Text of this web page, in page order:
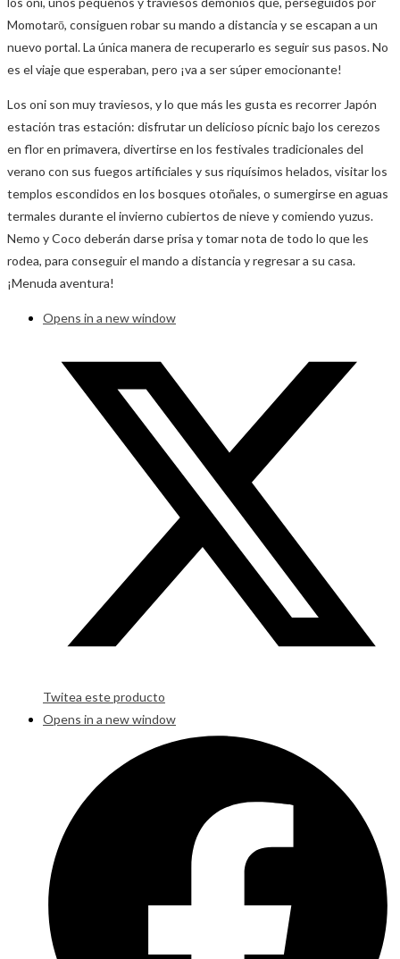
Momotarō, consiguen robar su mando a distancia y se escapan a un
nuevo portal. La única manera de recuperarlo es seguir sus pasos. No
es el viaje que esperaban, pero ¡va a ser súper emocionante!
Los oni son muy traviesos, y lo que más les gusta es recorrer Japón
estación tras estación: disfrutar un delicioso pícnic bajo los cerezos
en flor en primavera, divertirse en los festivales tradicionales del
verano con sus fuegos artificiales y sus riquísimos helados, visitar los
templos escondidos en los bosques otoñales, o sumergirse en aguas
termales durante el invierno cubiertos de nieve y comiendo yuzus.
Nemo y Coco deberán darse prisa y tomar nota de todo lo que les
rodea, para conseguir el mando a distancia y regresar a su casa.
¡Menuda aventura!
Opens in a new window
Twitea este producto
Opens in a new window